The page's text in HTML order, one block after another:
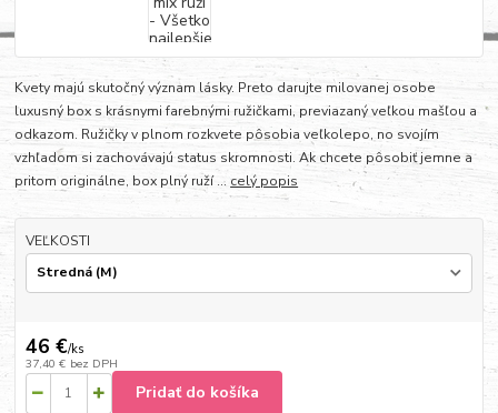
Kvety majú skutočný význam lásky. Preto darujte milovanej osobe
luxusný box s krásnymi farebnými ružičkami, previazaný veľkou mašľou a
odkazom. Ružičky v plnom rozkvete pôsobia veľkolepo, no svojím
vzhľadom si zachovávajú status skromnosti. Ak chcete pôsobiť jemne a
pritom originálne, box plný ruží ... celý popis
VEĽKOSTI
46 €/ks
37,40 € bez DPH
Pridať do košíka